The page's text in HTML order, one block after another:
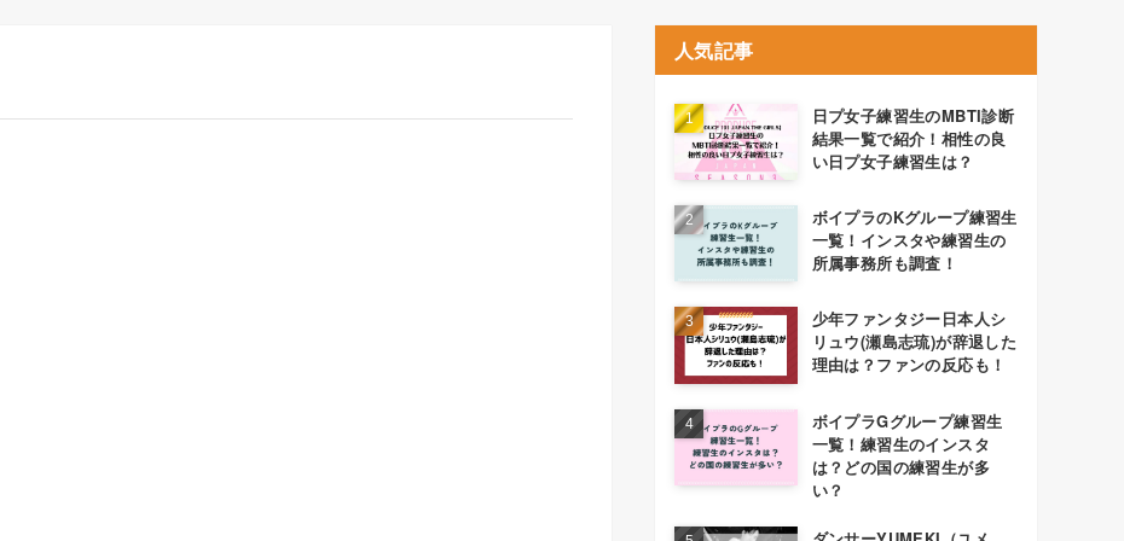
人気記事
日プ女子練習生のMBTI診断
結果一覧で紹介！相性の良
い日プ女子練習生は？
ボイプラのKグループ練習生
一覧！インスタや練習生の
所属事務所も調査！
少年ファンタジー日本人シ
リュウ(瀬島志琉)が辞退した
理由は？ファンの反応も！
ボイプラGグループ練習生
一覧！練習生のインスタ
は？どの国の練習生が多
い？